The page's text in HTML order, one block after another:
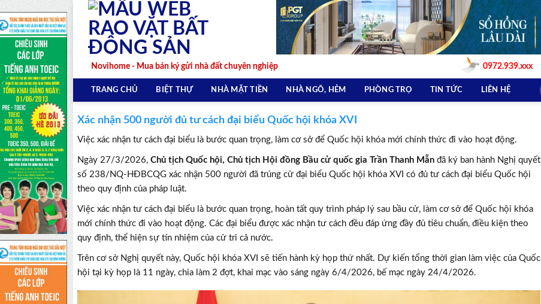
Skip
content
Novihome - Mua bán ký gửi nhà đất chuyên nghiệp 0972.939.xxx
TRANG CHỦ BIỆT THỰ NHÀ MẶT TIỀN NHÀ NGÕ, HẺM PHÒNG TRỌ TIN TỨC LIÊN HỆ
Xác nhận 500 người đủ tư cách đại biểu Quốc hội khóa XVI
Việc xác nhận tư cách đại biểu là bước quan trọng, làm cơ sở để Quốc hội khóa mới chính thức đi vào hoạt động.
Ngày 27/3/2026, Chủ tịch Quốc hội, Chủ tịch Hội đồng Bầu cử quốc gia Trần Thanh Mẫn đã ký ban hành Nghị quyết
số 238/NQ-HĐBCQG xác nhận 500 người đã trúng cử đại biểu Quốc hội khóa XVI có đủ tư cách đại biểu Quốc hội
theo quy định của pháp luật.
Việc xác nhận tư cách đại biểu là bước quan trọng, hoàn tất quy trình pháp lý sau bầu cử, làm cơ sở để Quốc hội khóa
mới chính thức đi vào hoạt động. Các đại biểu được xác nhận tư cách đều đáp ứng đầy đủ tiêu chuẩn, điều kiện theo
quy định, thể hiện sự tín nhiệm của cử tri cả nước.
Trên cơ sở Nghị quyết này, Quốc hội khóa XVI sẽ tiến hành kỳ họp thứ nhất. Dự kiến tổng thời gian làm việc của Quốc
hội tại kỳ họp là 11 ngày, chia làm 2 đợt, khai mạc vào sáng ngày 6/4/2026, bế mạc ngày 24/4/2026.